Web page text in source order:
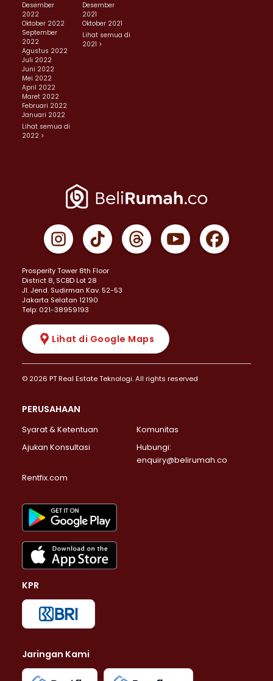
Desember
2022
Oktober 2022
September
2022
Agustus 2022
Juli 2022
Juni 2022
Mei 2022
April 2022
Maret 2022
Februari 2022
Januari 2022
Lihat semua di
2022 >
Desember
2021
Oktober 2021
Lihat semua di
2021 >
Prosperity Tower 8th Floor
District 8, SCBD Lot 28
JI. Jend. Sudirman Kav. 52-53
Jakarta Selatan 12190
Telp: 021-38959193
Lihat di Google Maps
© 2026 PT Real Estate Teknologi. All rights reserved
PERUSAHAAN
Syarat & Ketentuan
Komunitas
Ajukan Konsultasi
Hubungi:
enquiry@belirumah.co
Rentfix.com
KPR
Jaringan Kami